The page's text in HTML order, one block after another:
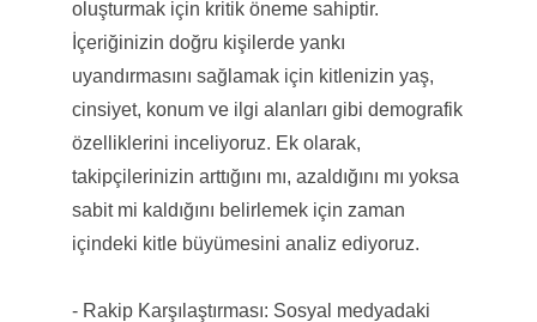
oluşturmak için kritik öneme sahiptir.
İçeriğinizin doğru kişilerde yankı
uyandırmasını sağlamak için kitlenizin yaş,
cinsiyet, konum ve ilgi alanları gibi demografik
özelliklerini inceliyoruz. Ek olarak,
takipçilerinizin arttığını mı, azaldığını mı yoksa
sabit mi kaldığını belirlemek için zaman
içindeki kitle büyümesini analiz ediyoruz.
- Rakip Karşılaştırması: Sosyal medyadaki